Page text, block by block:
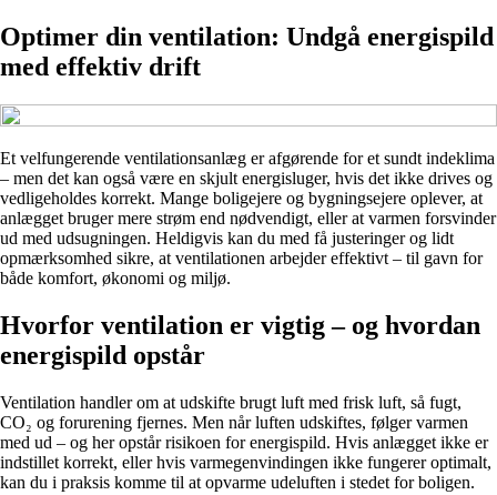
Optimer din ventilation: Undgå energispild
med effektiv drift
Et velfungerende ventilationsanlæg er afgørende for et sundt indeklima
– men det kan også være en skjult energisluger, hvis det ikke drives og
vedligeholdes korrekt. Mange boligejere og bygningsejere oplever, at
anlægget bruger mere strøm end nødvendigt, eller at varmen forsvinder
ud med udsugningen. Heldigvis kan du med få justeringer og lidt
opmærksomhed sikre, at ventilationen arbejder effektivt – til gavn for
både komfort, økonomi og miljø.
Hvorfor ventilation er vigtig – og hvordan
energispild opstår
Ventilation handler om at udskifte brugt luft med frisk luft, så fugt,
CO₂ og forurening fjernes. Men når luften udskiftes, følger varmen
med ud – og her opstår risikoen for energispild. Hvis anlægget ikke er
indstillet korrekt, eller hvis varmegenvindingen ikke fungerer optimalt,
kan du i praksis komme til at opvarme udeluften i stedet for boligen.